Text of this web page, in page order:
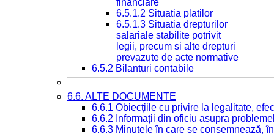
financiare
6.5.1.2 Situatia platilor
6.5.1.3 Situatia drepturilor
salariale stabilite potrivit
legii, precum si alte drepturi
prevazute de acte normative
6.5.2 Bilanturi contabile
6.6. ALTE DOCUMENTE
6.6.1 Obiecțiile cu privire la legalitate,
6.6.2 Informații din oficiu asupra
6.6.3 Minutele în care se consemnează,